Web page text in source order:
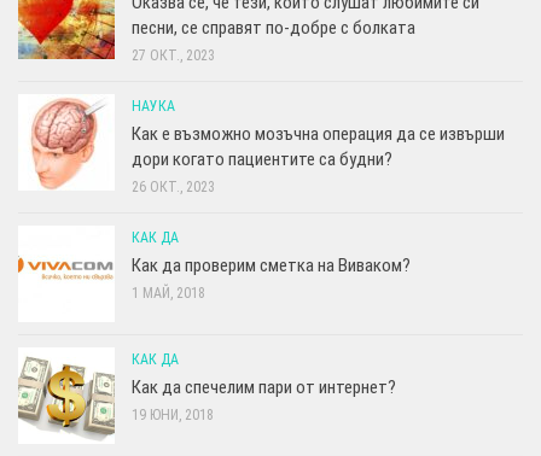
песни, се справят по-добре с болката
27 ОКТ., 2023
НАУКА
Как е възможно мозъчна операция да се извърши
дори когато пациентите са будни?
26 ОКТ., 2023
КАК ДА
Как да проверим сметка на Виваком?
1 МАЙ, 2018
КАК ДА
Как да спечелим пари от интернет?
19 ЮНИ, 2018